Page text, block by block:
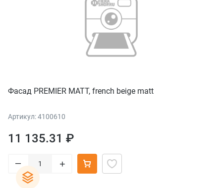
Фасад PREMIER MATT, french beige matt
Артикул: 4100610
11 135.31 ₽
– +